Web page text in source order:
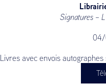
Signatures –
Livres avec envois